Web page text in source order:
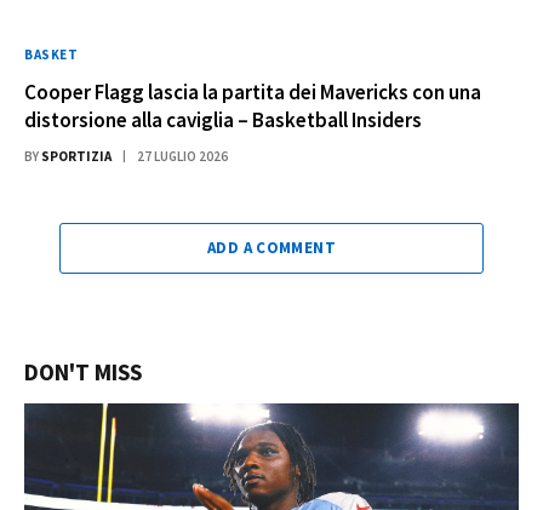
BASKET
Cooper Flagg lascia la partita dei Mavericks con una
distorsione alla caviglia – Basketball Insiders
BY SPORTIZIA 27 LUGLIO 2026
ADD A COMMENT
DON'T MISS